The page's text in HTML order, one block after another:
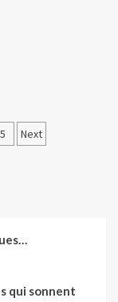
5 Next
qui sonnent